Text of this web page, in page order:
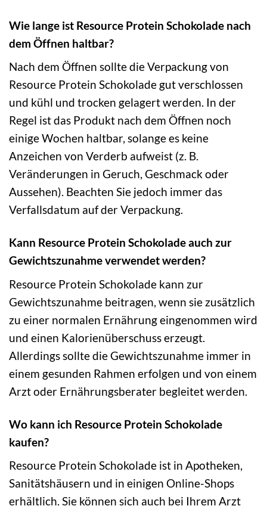
Wie lange ist Resource Protein Schokolade nach
dem Öffnen haltbar?
Nach dem Öffnen sollte die Verpackung von
Resource Protein Schokolade gut verschlossen
und kühl und trocken gelagert werden. In der
Regel ist das Produkt nach dem Öffnen noch
einige Wochen haltbar, solange es keine
Anzeichen von Verderb aufweist (z. B.
Veränderungen in Geruch, Geschmack oder
Aussehen). Beachten Sie jedoch immer das
Verfallsdatum auf der Verpackung.
Kann Resource Protein Schokolade auch zur
Gewichtszunahme verwendet werden?
Resource Protein Schokolade kann zur
Gewichtszunahme beitragen, wenn sie zusätzlich
zu einer normalen Ernährung eingenommen wird
und einen Kalorienüberschuss erzeugt.
Allerdings sollte die Gewichtszunahme immer in
einem gesunden Rahmen erfolgen und von einem
Arzt oder Ernährungsberater begleitet werden.
Wo kann ich Resource Protein Schokolade
kaufen?
Resource Protein Schokolade ist in Apotheken,
Sanitätshäusern und in einigen Online-Shops
erhältlich. Sie können sich auch bei Ihrem Arzt